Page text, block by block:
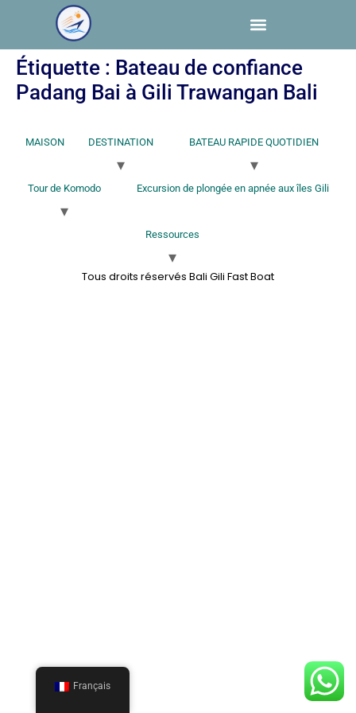
Étiquette : Bateau de confiance
Padang Bai à Gili Trawangan Bali
MAISON DESTINATION BATEAU RAPIDE QUOTIDIEN
Tour de Komodo Excursion de plongée en apnée aux îles Gili
Ressources
Tous droits réservés Bali Gili Fast Boat
Français